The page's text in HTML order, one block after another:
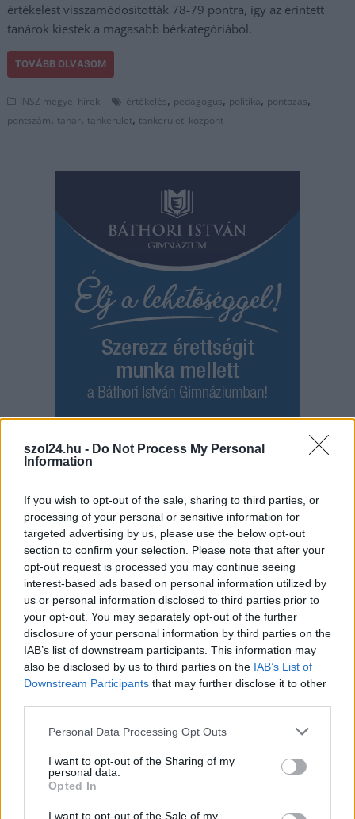
szol24.hu - Do Not Process My Personal
Information
If you wish to opt-out of the sale, sharing to third parties, or
processing of your personal or sensitive information for
targeted advertising by us, please use the below opt-out
section to confirm your selection. Please note that after your
opt-out request is processed you may continue seeing
interest-based ads based on personal information utilized by
us or personal information disclosed to third parties prior to
your opt-out. You may separately opt-out of the further
disclosure of your personal information by third parties on the
IAB’s list of downstream participants. This information may
also be disclosed by us to third parties on the IAB’s List of
Downstream Participants that may further disclose it to other
Please note that this website/app uses one or more Google
not limited to your visit or usage behaviour. You may click to
grant or deny consent to Google and its third-party tags to
use your data for below specified purposes in below Google
consent section.
Personal Data Processing Opt Outs
I want to opt-out of the Sharing of my
personal data.
Opted In
I want to opt-out of the Sale of my
értékelést visszamódosították 78-79 pontra, így az érintett
tanárok kiestek a magasabb bérkategóriából.
TOVÁBB OLVASOM
JNSZ megyei hírek értékelés, pedagógus, politika, pontozás,
pontszám, tanár, tankerület, tankerületi központ
Hírlevél feliratkozás
meg e-mail címét:
Megismertem és elfogadom aGDPR-szabályzatot
Nem szeretne lemaradni semmiről? Csak egy kattintás, és hírlevelünk a
legfrissebb információkkal és exkluzív tartalmakkal hétről hétre
postaládájába érkezik!
A SZOL24 legfrissebb 24 cikke
Óriási, több mint két méteres harcsát fogott a Tiszán a 13 éves
Hétfőn kezdik, csütörtökön végeznek – lezárás miatt
fennakadásokra és pótlóbuszos közlekedésre számítsunk az
egyik Jász-Nagykun-Szolnok megyei vasútvonalon